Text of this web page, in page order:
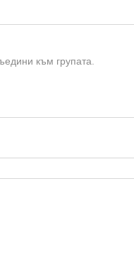
към групата.